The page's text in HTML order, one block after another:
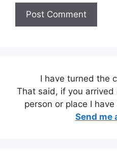
I have turned the
That said, if you
person or place I
Send me